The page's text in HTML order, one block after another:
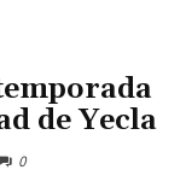
de Yecla
0